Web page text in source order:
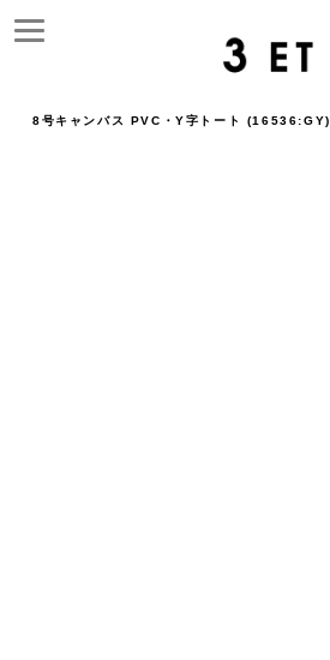
8号キャンバス PVC・Y字トート (16536:GY)